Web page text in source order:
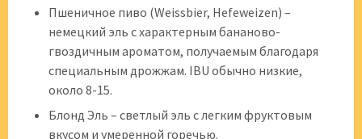
Пшеничное пиво (Weissbier, Hefeweizen) –
немецкий эль с характерным бананово-
гвоздичным ароматом, получаемым благодаря
специальным дрожжам. IBU обычно низкие,
около 8-15.
Блонд Эль – светлый эль с легким фруктовым
вкусом и умеренной горечью.